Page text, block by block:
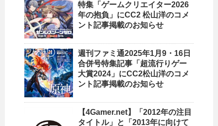
特集「ゲームクリエイター2026
年の抱負」にCC2 松山洋のコメ
ント記事掲載のお知らせ
週刊ファミ通2025年1月9・16日
合併号特集記事「超流行りゲー
大賞2024」にCC2松山洋のコメ
ント記事掲載のお知らせ
【4Gamer.net】「2012年の注目
タイトル」と「2013年に向けて